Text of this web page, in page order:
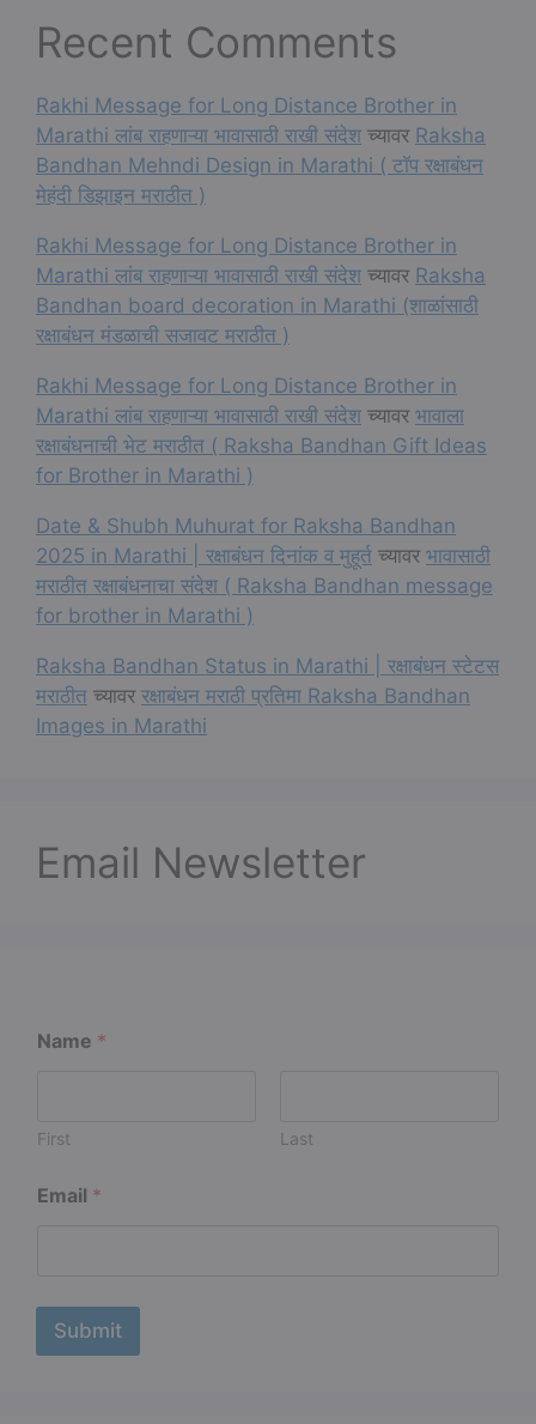
Recent Comments
Rakhi Message for Long Distance Brother in
Marathi लांब राहणाऱ्या भावासाठी राखी संदेश च्यावर Raksha
Bandhan Mehndi Design in Marathi ( टॉप रक्षाबंधन
मेहंदी डिझाइन मराठीत )
Rakhi Message for Long Distance Brother in
Marathi लांब राहणाऱ्या भावासाठी राखी संदेश च्यावर Raksha
Bandhan board decoration in Marathi (शाळांसाठी
रक्षाबंधन मंडळाची सजावट मराठीत )
Rakhi Message for Long Distance Brother in
Marathi लांब राहणाऱ्या भावासाठी राखी संदेश च्यावर भावाला
रक्षाबंधनाची भेट मराठीत ( Raksha Bandhan Gift Ideas
for Brother in Marathi )
Date & Shubh Muhurat for Raksha Bandhan
2025 in Marathi | रक्षाबंधन दिनांक व मुहूर्त च्यावर भावासाठी
मराठीत रक्षाबंधनाचा संदेश ( Raksha Bandhan message
for brother in Marathi )
Raksha Bandhan Status in Marathi | रक्षाबंधन स्टेटस
मराठीत च्यावर रक्षाबंधन मराठी प्रतिमा Raksha Bandhan
Images in Marathi
Email Newsletter
Name *
First Last
a
a
e
Email *
Submit